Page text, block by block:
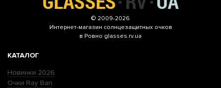
© 2009-2026
Интернет-магазин солнцезащитных очков
в Ровно glasses.rv.ua
КАТАЛОГ
Новинки 2026
Очки Ray Ban